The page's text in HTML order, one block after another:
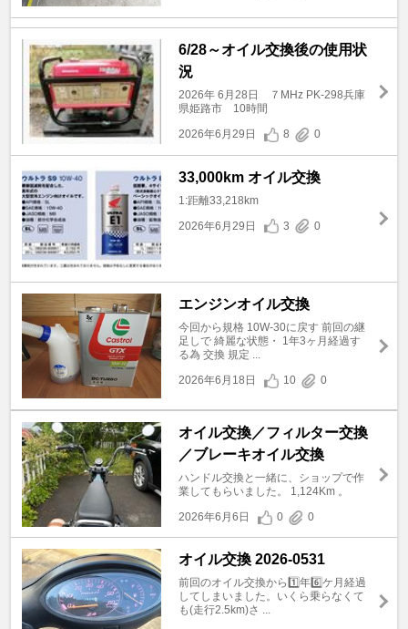
6/28～オイル交換後の使用状
況
2026年 6月28日 ７MHz PK-298兵庫
県姫路市 10時間
2026年6月29日
8 0
33,000km オイル交換
1:距離33,218km
2026年6月29日
3 0
エンジンオイル交換
今回から規格 10W-30に戻す 前回の継
足しで 綺麗な状態・ 1年3ヶ月経過す
る為 交換 規定 ...
2026年6月18日
10 0
オイル交換／フィルター交換
／ブレーキオイル交換
ハンドル交換と一緒に、ショップで作
業してもらいました。 1,124Km 。
2026年6月6日
0 0
オイル交換 2026-0531
前回のオイル交換から1️⃣年6️⃣ケ月経過
してしまいました。いくら乗らなくて
も(走行2.5km)さ ...